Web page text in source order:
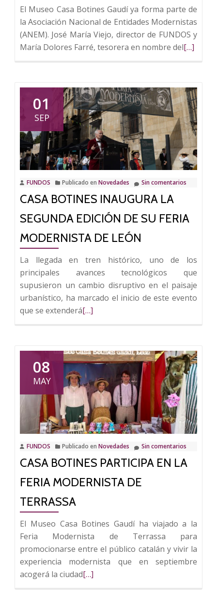
El Museo Casa Botines Gaudí ya forma parte de
la Asociación Nacional de Entidades Modernistas
(ANEM). José María Viejo, director de FUNDOS y
María Dolores Farré, tesorera en nombre delLeer
Botines
se
une
a
la
Nacional
de
[…]
01
SEP
FUNDOS Publicado en Novedades Sin comentarios
CASA BOTINES INAUGURA LA
SEGUNDA EDICIÓN DE SU FERIA
MODERNISTA DE LEÓN
La llegada en tren histórico, uno de los
principales avances tecnológicos que
supusieron un cambio disruptivo en el paisaje
urbanístico, ha marcado el inicio de este evento
que se extenderáLeer
Botines
inaugura
la
segunda
edición
de
su
Feria
Modernista
León
[…]
08
MAY
FUNDOS Publicado en Novedades Sin comentarios
CASA BOTINES PARTICIPA EN LA
FERIA MODERNISTA DE
TERRASSA
El Museo Casa Botines Gaudí ha viajado a la
Feria Modernista de Terrassa para
promocionarse entre el público catalán y vivir la
experiencia modernista que en septiembre
acogerá la ciudadLeer
[…]